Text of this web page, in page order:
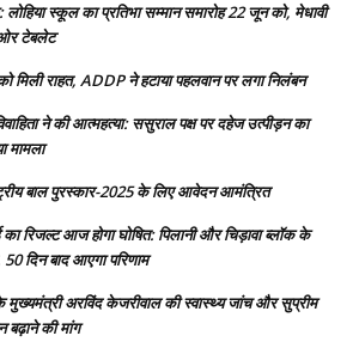
लोहिया स्कूल का प्रतिभा सम्मान समारोह 22 जून को, मेधावी
ओर टेबलेट
मिली राहत, ADDP ने हटाया पहलवान पर लगा निलंबन
ने की आत्महत्या: ससुराल पक्ष पर दहेज उत्पीड़न का
मामला
बाल पुरस्कार-2025 के लिए आवेदन आमंत्रित
का रिजल्ट आज होगा घोषित: पिलानी और चिड़ावा ब्लॉक के
50 दिन बाद आएगा परिणाम
मुख्यमंत्री अरविंद केजरीवाल की स्वास्थ्य जांच और सुप्रीम
बढ़ाने की मांग